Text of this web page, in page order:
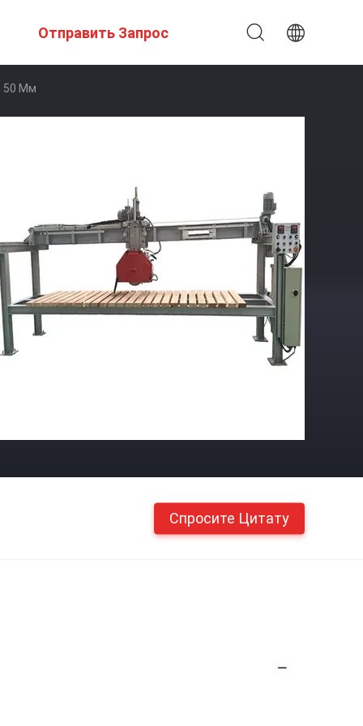
Отправить Запрос
50 Мм
Спросите Цитату